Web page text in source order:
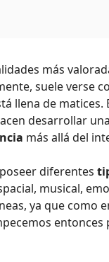
más
suele verse
llena de
desarrollar
más allá del
diferentes
musical,
ya que como
entonces